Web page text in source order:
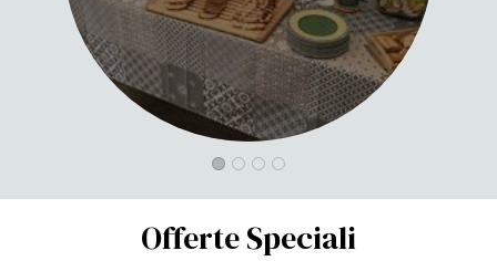
Offerte Speciali